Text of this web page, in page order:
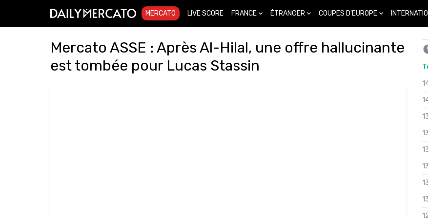
MERCATO LIVE SCORE FRANCE ÉTRANGER COUPES D'EUROPE
Mercato ASSE : Après Al-Hilal, une offre hallucinante
est tombée pour Lucas Stassin